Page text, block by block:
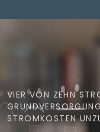
VIER VON ZEHN
STROMKOSTEN